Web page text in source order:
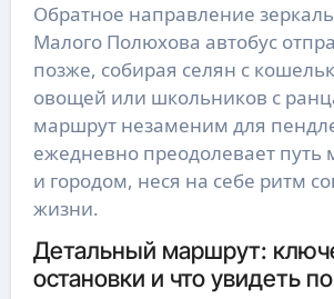
Обратное направление
Малого Полюхова автобус
позже, собирая селян с
овощей или школьников с
маршрут незаменим для
ежедневно преодолевает путь
и городом, неся на себе ритм
жизни.
Детальный маршрут:
остановки и что увидеть